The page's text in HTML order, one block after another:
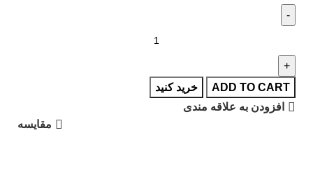
ADD TO CART
خرید کنید
افزودن به علاقه مندی
مقایسه